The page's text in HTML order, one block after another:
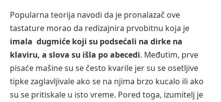
Popularna teorija navodi da je pronalazač ove
tastature morao da redizajnira prvobitnu koja je
imala dugmiće koji su podsećali na dirke na
klaviru, a slova su išla po abecedi. Međutim, prve
pisaće mašine su se često kvarile jer su se osetljive
tipke zaglavljivale ako se na njima brzo kucalo ili ako
su se pritiskale u isto vreme. Pored toga, izumitelj je